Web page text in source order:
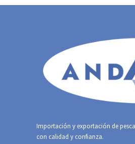
Importación y exportación de
con calidad y confianza.